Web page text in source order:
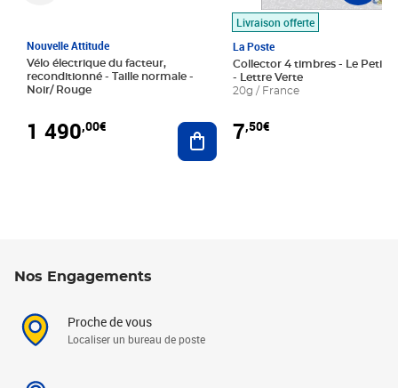
Nouvelle Attitude
Vélo électrique du facteur,
reconditionné - Taille normale -
Noir/ Rouge
1 490,00€ Ajouter au panier
Livraison offerte
La Poste
Collector 4 timbres - Le Petit
- Lettre Verte
20g / France
7,50€
Nos Engagements
Proche de vous
Localiser un bureau de poste